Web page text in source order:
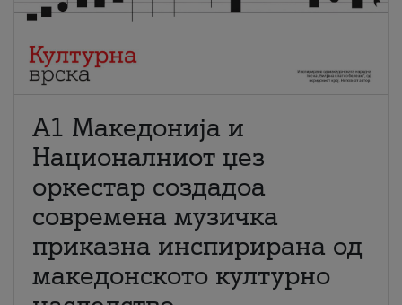
А1 Македонија и
Националниот џез
оркестар создадоа
современа музичка
приказна инспирирана од
македонското културно